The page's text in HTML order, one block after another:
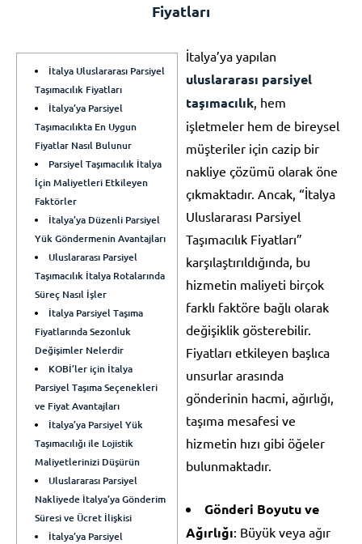
Fiyatları
İtalya Uluslararası Parsiyel
Taşımacılık Fiyatları
İtalya’ya Parsiyel
Taşımacılıkta En Uygun
Fiyatlar Nasıl Bulunur
Parsiyel Taşımacılık İtalya
İçin Maliyetleri Etkileyen
Faktörler
İtalya’ya Düzenli Parsiyel
Yük Göndermenin Avantajları
Uluslararası Parsiyel
Taşımacılık İtalya Rotalarında
Süreç Nasıl İşler
İtalya Parsiyel Taşıma
Fiyatlarında Sezonluk
Değişimler Nelerdir
KOBİ’ler için İtalya
Parsiyel Taşıma Seçenekleri
ve Fiyat Avantajları
İtalya’ya Parsiyel Yük
Taşımacılığı ile Lojistik
Maliyetlerinizi Düşürün
Uluslararası Parsiyel
Nakliyede İtalya’ya Gönderim
Süresi ve Ücret İlişkisi
İtalya’ya Parsiyel
İtalya’ya yapılan
uluslararası parsiyel
taşımacılık , hem
işletmeler hem de bireysel
müşteriler için cazip bir
nakliye çözümü olarak öne
çıkmaktadır. Ancak, “İtalya
Uluslararası Parsiyel
Taşımacılık Fiyatları”
karşılaştırıldığında, bu
hizmetin maliyeti birçok
farklı faktöre bağlı olarak
değişiklik gösterebilir.
Fiyatları etkileyen başlıca
unsurlar arasında
gönderinin hacmi, ağırlığı,
taşıma mesafesi ve
hizmetin hızı gibi öğeler
bulunmaktadır.
Gönderi Boyutu ve
Ağırlığı: Büyük veya ağır